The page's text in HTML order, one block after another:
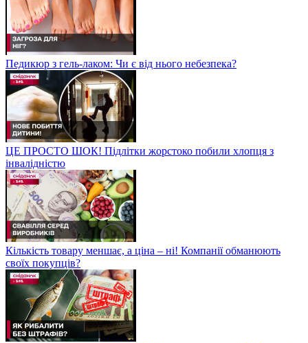
Педикюр з гель-лаком: Чи є від нього небезпека?
ЦЕ ПРОСТО ШОК! Підлітки жорстоко побили хлопця з
інвалідністю
Кількість товару меншає, а ціна – ні! Компанії обманюють
своїх покупців?